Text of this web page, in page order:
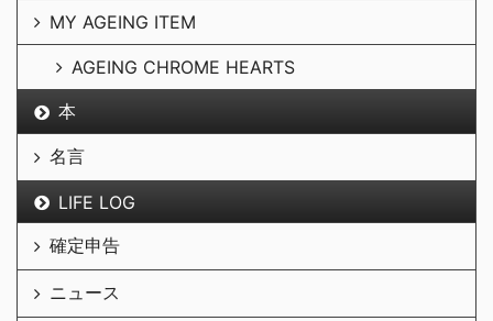
MY AGEING ITEM
AGEING CHROME HEARTS
本
名言
LIFE LOG
確定申告
ニュース